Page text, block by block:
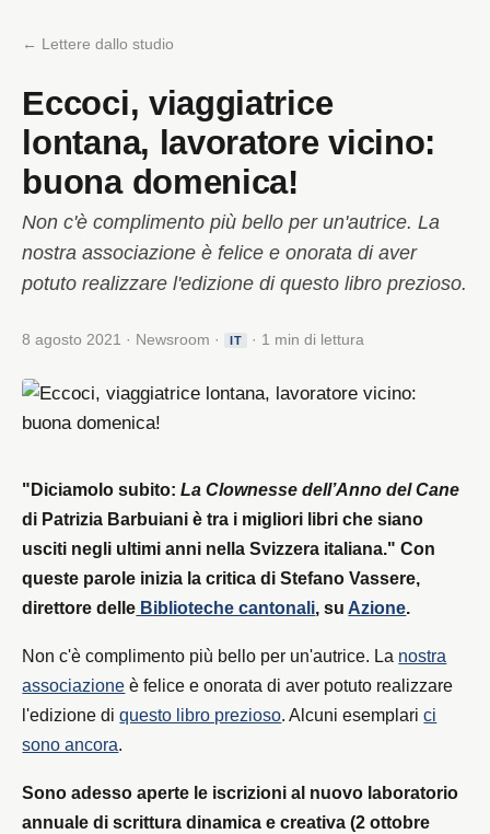
← Lettere dallo studio
Eccoci, viaggiatrice
lontana, lavoratore vicino:
buona domenica!
Non c'è complimento più bello per un'autrice. La
nostra associazione è felice e onorata di aver
potuto realizzare l'edizione di questo libro prezioso.
8 agosto 2021 · Newsroom · IT · 1 min di lettura
"Diciamolo subito:La Clownesse dell’Anno del Cane
di Patrizia Barbuiani è tra i migliori libri che siano
usciti negli ultimi anni nella Svizzera italiana."‌‌ Con
queste parole inizia la critica di Stefano Vassere,
direttore delle Biblioteche cantonali, su Azione.
Non c'è complimento più bello per un'autrice. La nostra
associazione è felice e onorata di aver potuto realizzare
l'edizione diquesto libro prezioso. Alcuni esemplarici
sono ancora.
Sono adesso aperte le iscrizioni al nuovo laboratorio
annuale di scrittura dinamica e creativa (2 ottobre